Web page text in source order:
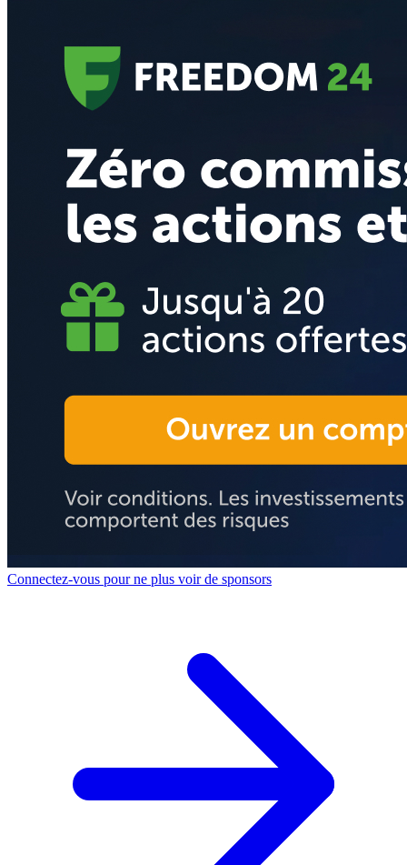
Connectez-vous pour ne plus voir de sponsors